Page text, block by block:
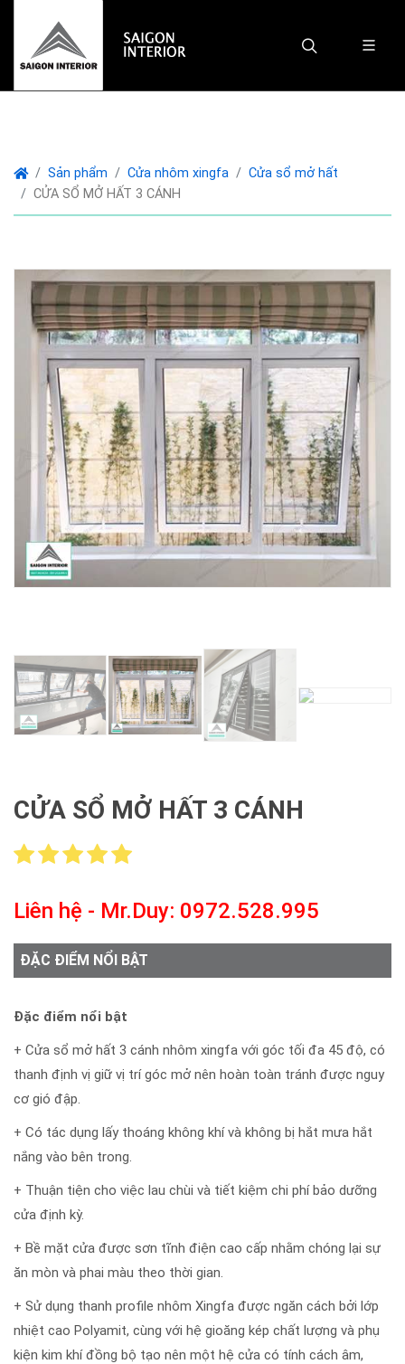
Sản phẩm Cửa nhôm xingfa
Cửa sổ mở hất
CỬA SỔ MỞ HẤT 3 CÁNH
CỬA SỔ MỞ HẤT 3 CÁNH
Liên hệ - Mr.Duy: 0972.528.995
ĐẶC ĐIỂM NỔI BẬT
Đặc điểm nổi bật
+ Cửa sổ mở hất 3 cánh nhôm xingfa với góc tối đa 45 độ, có
thanh định vị giữ vị trí góc mở nên hoàn toàn tránh được nguy
cơ gió đập.
+ Có tác dụng lấy thoáng không khí và không bị hắt mưa hắt
nắng vào bên trong.
+ Thuận tiện cho việc lau chùi và tiết kiệm chi phí bảo dưỡng
cửa định kỳ.
+ Bề mặt cửa được sơn tĩnh điện cao cấp nhằm chóng lại sự
ăn mòn và phai màu theo thời gian.
+ Sử dụng thanh profile nhôm Xingfa được ngăn cách bởi lớp
nhiệt cao Polyamit, cùng với hệ gioăng kép chất lượng và phụ
kiện kim khí đồng bộ tạo nên một hệ cửa có tính cách âm,